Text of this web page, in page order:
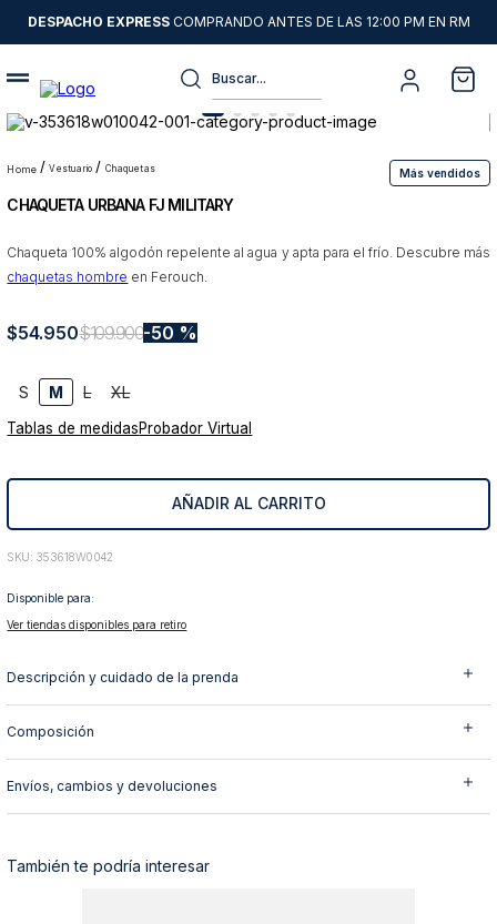
DESPACHO EXPRESSCOMPRANDO ANTES DE LAS 12:00 PM EN RM
Buscar...
vestuario chaquetas Más vendidos
CHAQUETA URBANA FJ MILITARY
Chaqueta 100% algodón repelente al agua y apta para el frío. Descubre más
chaquetas hombre en Ferouch.
$54.950$109.900 50 %
S M L XL
Tablas de medidasProbador Virtual
AÑADIR AL CARRITO
: 353618W0042
Disponible para:
Ver tiendas disponibles para retiro
Descripción y cuidado de la prenda
Composición
Envíos, cambios y devoluciones
También te podría interesar
1.
sweater
2.
chaquetas
3.
camisas
4.
pantalon
5.
jeans
chaqueta
9.
poleron